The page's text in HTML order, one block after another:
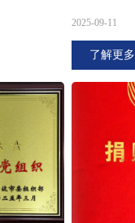
2025-09-11
了解更多